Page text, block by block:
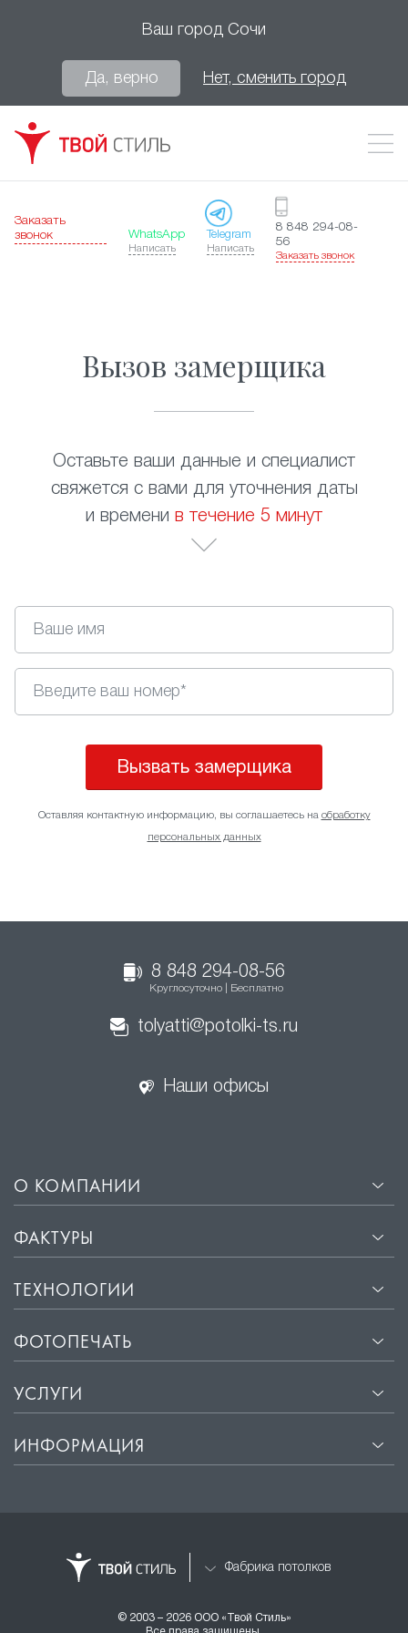
Ваш город Сочи
Да, верно Нет, сменить город
Заказать
звонок
WhatsApp
Написать
Telegram
Написать
8 848 294-08-
56
Заказать звонок
Вызов замерщика
Оставьте ваши данные и специалист
свяжется с вами для уточнения даты
и времени в течение 5 минут
Вызвать замерщика
Оставляя контактную информацию, вы соглашаетесь на обработку
персональных данных
8 848 294-08-56
Круглосуточно | Бесплатно
tolyatti@potolki-ts.ru
Наши офисы
О КОМПАНИИ
ФАКТУРЫ
ТЕХНОЛОГИИ
ФОТОПЕЧАТЬ
УСЛУГИ
ИНФОРМАЦИЯ
Фабрика потолков
© 2003 – 2026 ООО «Твой Стиль»